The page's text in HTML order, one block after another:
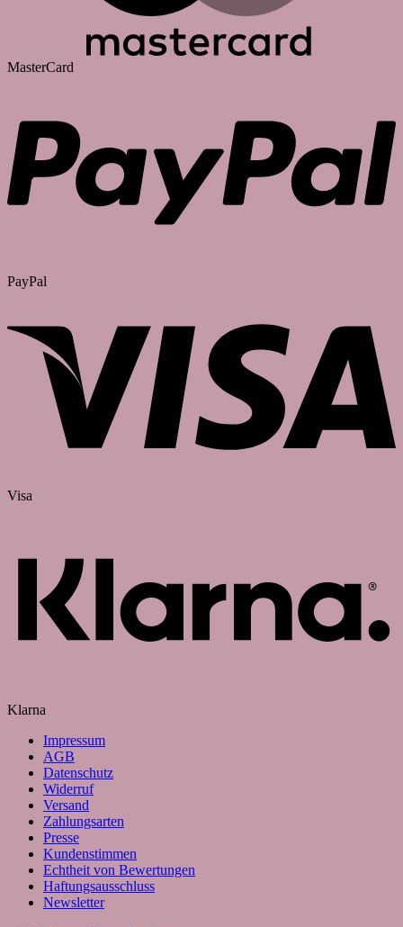
MasterCard
PayPal
Visa
Klarna
Impressum
AGB
Datenschutz
Widerruf
Versand
Zahlungsarten
Presse
Kundenstimmen
Echtheit von Bewertungen
Haftungsausschluss
Newsletter